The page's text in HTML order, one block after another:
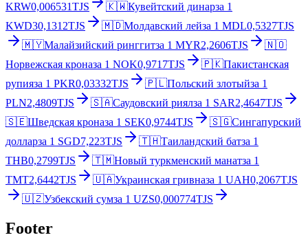
KRW0,006531TJS 🇰🇼Кувейтский динарза 1
KWD30,1312TJS 🇲🇩Молдавский лейза 1 MDL0,5327TJS
🇲🇾Малайзийский ринггитза 1 MYR2,2606TJS
🇳🇴
Норвежская кроназа 1 NOK0,9717TJS 🇵🇰Пакистанская
рупияза 1 PKR0,03332TJS 🇵🇱Польский злотыйза 1
PLN2,4809TJS 🇸🇦Саудовский риялза 1 SAR2,4647TJS
🇸🇪Шведская кроназа 1 SEK0,9744TJS 🇸🇬Сингапурский
долларза 1 SGD7,223TJS 🇹🇭Таиландский батза 1
THB0,2799TJS 🇹🇲Новый туркменский манатза 1
TMT2,6442TJS 🇺🇦Украинская гривназа 1 UAH0,2067TJS
🇺🇿Узбекский сумза 1 UZS0,000774TJS
Footer